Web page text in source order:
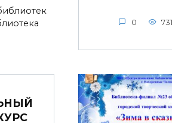
0 731